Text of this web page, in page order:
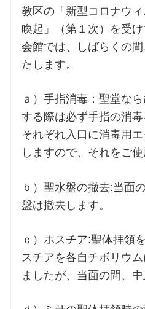
教区の「新型コロナウ
喚起」（第１次）を受
会館では、しばらくの
たします。
ａ）手指消毒：聖堂な
する際は必ず手指の消毒
それぞれ入口に消毒用
しますので、それをご使
ｂ）聖水盤の撤去:当面
盤は撤去します。
ｃ）ホスチア:聖体拝領
スチアを各自チボリウ
ましたが、当面の間、中